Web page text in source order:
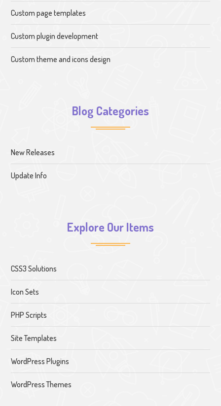
Custom page templates
Custom plugin development
Custom theme and icons design
Blog Categories
New Releases
Update Info
Explore Our Items
CSS3 Solutions
Icon Sets
PHP Scripts
Site Templates
WordPress Plugins
WordPress Themes